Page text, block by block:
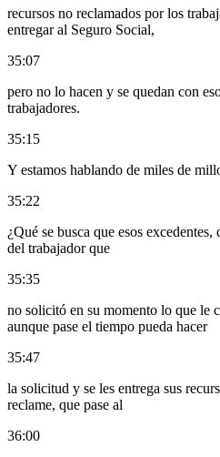
recursos no reclamados por los
entregar al Seguro Social,
35:07
pero no lo hacen y se quedan con
trabajadores.
35:15
Y estamos hablando de miles de
35:22
¿Qué se busca que esos
del trabajador que
35:35
no solicitó en su momento lo que le
aunque pase el tiempo pueda hacer
35:47
la solicitud y se les entrega sus
reclame, que pase al
36:00